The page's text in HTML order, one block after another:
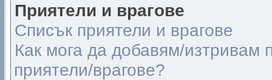
Приятели и врагове
Списък приятели и врагове
Как мога да добавям/изтривам
приятели/врагове?